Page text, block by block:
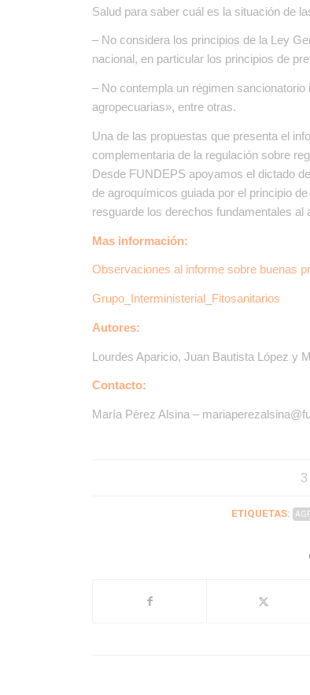
Salud para saber cuál es la situación de
– No considera los principios de la Ley
nacional, en particular los principios de
– No contempla un régimen
agropecuarias», entre otras.
Una de las propuestas que presenta el
complementaria de la regulación sobre
Desde FUNDEPS apoyamos el dictado
de agroquímicos guiada por el principio
resguarde los derechos fundamentales
Mas información:
Observaciones al informe sobre buenas
Grupo_Interministerial_Fitosanitarios
Autores:
Lourdes Aparicio, Juan Bautista López y
Contacto:
María Pérez Alsina –
ETIQUETAS: